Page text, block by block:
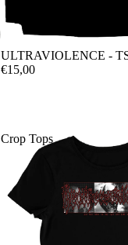
ULTRAVIOLENCE -
€15,00
Crop Tops